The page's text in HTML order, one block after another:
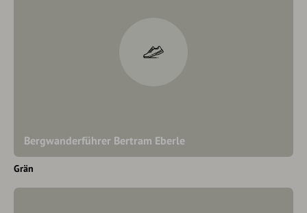
Bergwanderführer Bertram Eberle
Grän